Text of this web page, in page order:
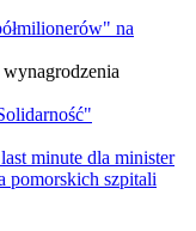
na
minute dla minister
pomorskich szpitali